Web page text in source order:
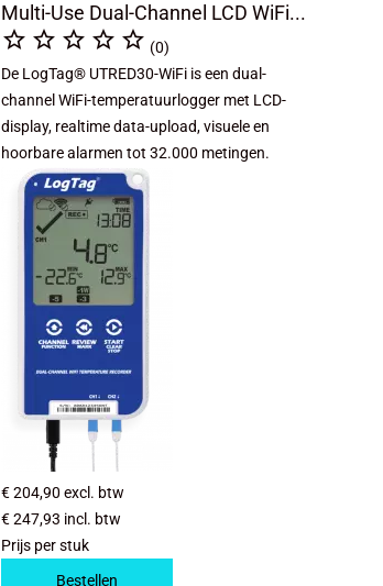
Multi-Use Dual-Channel LCD WiFi...
     (0)
De LogTag® UTRED30-WiFi is een dual-
channel WiFi-temperatuurlogger met LCD-
display, realtime data-upload, visuele en
hoorbare alarmen tot 32.000 metingen.
€ 204,90 excl. btw
€ 247,93 incl. btw
Prijs per stuk
Bestellen